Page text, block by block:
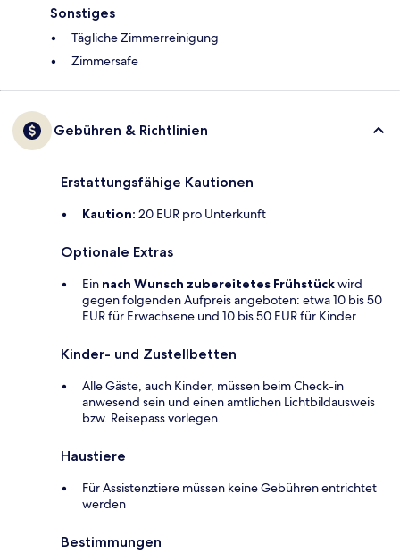
Sonstiges
Tägliche Zimmerreinigung
Zimmersafe
Gebühren & Richtlinien
Erstattungsfähige Kautionen
Kaution: 20 EUR pro Unterkunft
Optionale Extras
Ein nach Wunsch zubereitetes Frühstückwird
gegen folgenden Aufpreis angeboten: etwa 10 bis 50
EUR für Erwachsene und 10 bis 50 EUR für Kinder
Kinder- und Zustellbetten
Alle Gäste, auch Kinder, müssen beim Check-in
anwesend sein und einen amtlichen Lichtbildausweis
bzw. Reisepass vorlegen.
Haustiere
Für Assistenztiere müssen keine Gebühren entrichtet
werden
Bestimmungen